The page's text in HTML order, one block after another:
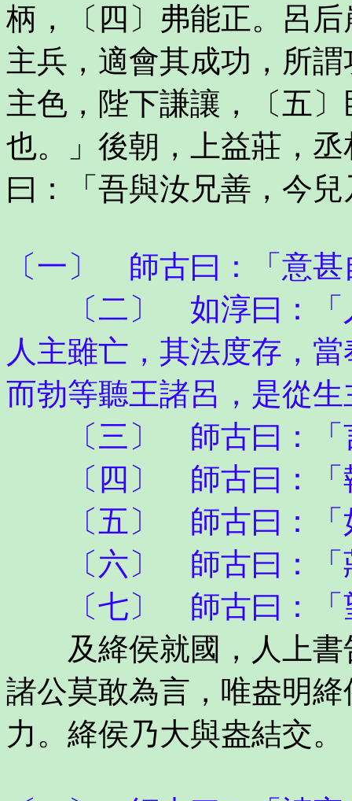
柄，〔四〕弗能正。呂
主兵，適會其成功，所
主色，陛下謙讓，〔五
也。」後朝，上益莊，
曰：「吾與汝兄善，今
〔一〕 師古曰：「意甚
〔二〕 如淳曰：「人
人主雖亡，其法度存，
而勃等聽王諸呂，是從
〔三〕 師古曰：「
〔四〕 師古曰：「
〔五〕 師古曰：「
〔六〕 師古曰：「
〔七〕 師古曰：「
及絳侯就國，人上書
諸公莫敢為言，唯盎明
力。絳侯乃大與盎結交。